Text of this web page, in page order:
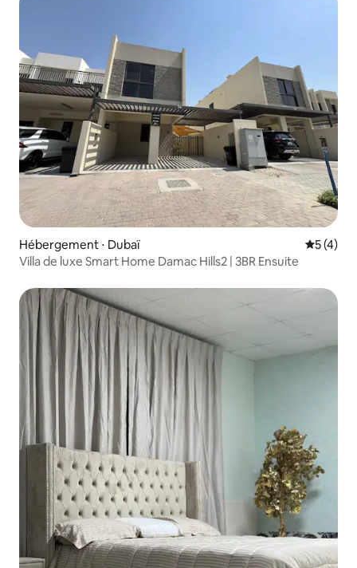
Hébergement ⋅ Dubaï
5 (4)
Villa de luxe Smart Home Damac Hills2 | 3BR Ensuite